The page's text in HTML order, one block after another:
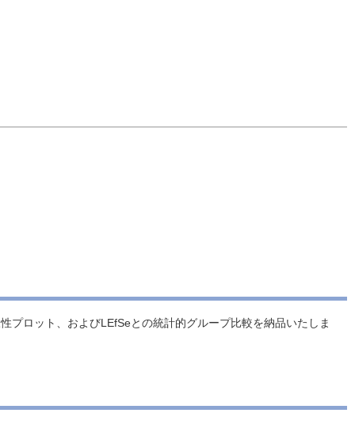
プロット、およびLEfSeとの統計的グループ比較を納品いたしま